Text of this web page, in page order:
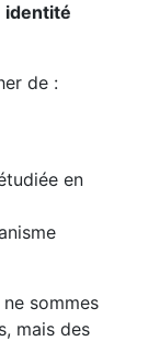
identité
de :
en
sommes
mais des